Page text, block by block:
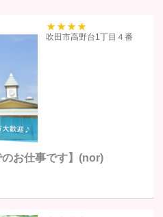
イバシーポリシーに準拠して提供さ
といいます）の利用企業・団体等
および本サービスをご利用になる方
プライバシーを尊重し、ユーザーの
、これを取扱うものとします。
お仕事です】(nor)
39
吹田市高野台1丁目４番